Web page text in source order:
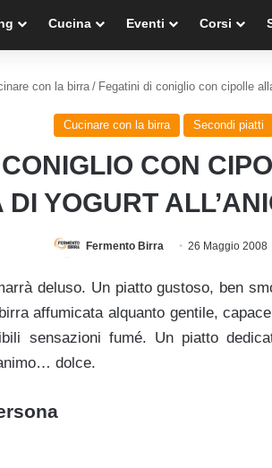
Cucina Eventi Corsi
con la birra/ Fegatini di coniglio con cipolle
Cucinare con la birra Secondi piatti
CON
DI YOGURT
Fermento Birra 26 Maggio 2008
deluso. Un piatto gustoso, ben
affumicata alquanto gentile,
sensazioni fumé. Un piatto
dolce.